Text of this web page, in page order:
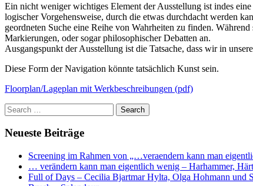
Ein nicht weniger wichtiges Element der Ausstellung ist indes
logischer Vorgehensweise, durch die etwas durchdacht werden
geordneten Suche eine Reihe von Wahrheiten zu finden.
Markierungen, oder sogar philosophischer Debatten an.
Ausgangspunkt der Ausstellung ist die Tatsache, dass wir in
Diese Form der Navigation könnte tatsächlich Kunst sein.
Floorplan/Lageplan mit Werkbeschreibungen (pdf)
Neueste Beiträge
Screening im Rahmen von „…veraendern kann man
… verändern kann man eigentlich wenig – Harhammer,
Full of Days – Cecilia Bjartmar Hylta, Olga Hohmann und